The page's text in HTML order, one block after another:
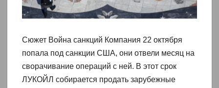
Сюжет Война санкций Компания 22 октября
попала под санкции США, они отвели месяц на
сворачивание операций с ней. В этот срок
ЛУКОЙЛ собирается продать зарубежные